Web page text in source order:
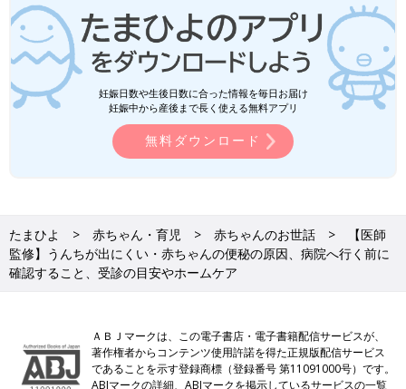
妊娠日数や生後日数に合った情報を毎日お届け
妊娠中から産後まで長く使える無料アプリ
無料ダウンロード
たまひよ 赤ちゃん・育児 赤ちゃんのお世話
【医師
監修】うんちが出にくい・赤ちゃんの便秘の原因、病院へ行く前に
確認すること、受診の目安やホームケア
ＡＢＪマークは、この電子書店・電子書籍配信サービスが、
著作権者からコンテンツ使用許諾を得た正規版配信サービス
であることを示す登録商標（登録番号 第11091000号）です。
ABJマークの詳細、ABJマークを掲示しているサービスの一覧